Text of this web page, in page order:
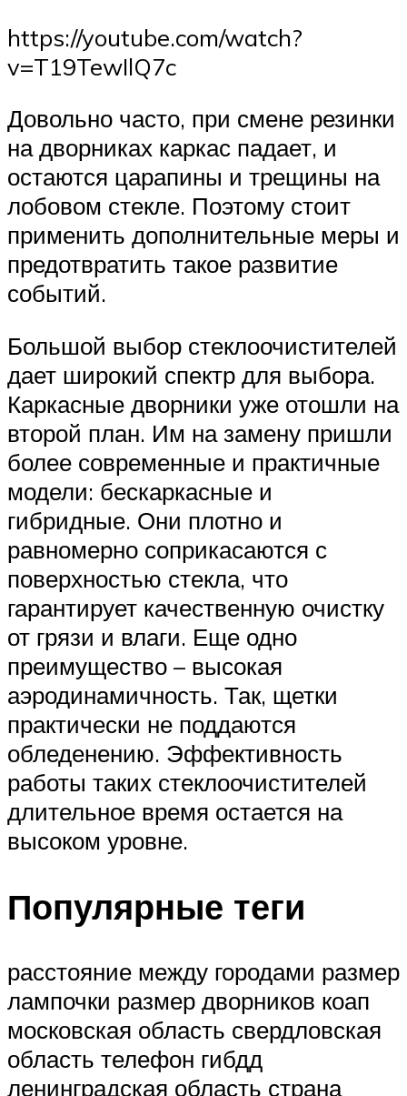
https://youtube.com/watch?
v=T19TewIlQ7c
Довольно часто, при смене резинки
на дворниках каркас падает, и
остаются царапины и трещины на
лобовом стекле. Поэтому стоит
применить дополнительные меры и
предотвратить такое развитие
событий.
Большой выбор стеклоочистителей
дает широкий спектр для выбора.
Каркасные дворники уже отошли на
второй план. Им на замену пришли
более современные и практичные
модели: бескаркасные и
гибридные. Они плотно и
равномерно соприкасаются с
поверхностью стекла, что
гарантирует качественную очистку
от грязи и влаги. Еще одно
преимущество – высокая
аэродинамичность. Так, щетки
практически не поддаются
обледенению. Эффективность
работы таких стеклоочистителей
длительное время остается на
высоком уровне.
Популярные теги
расстояние между городами размер
лампочки размер дворников коап
московская область свердловская
область телефон гибдд
ленинградская область страна